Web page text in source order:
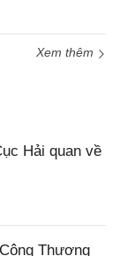
Xem thêm
Hải quan về
Thương